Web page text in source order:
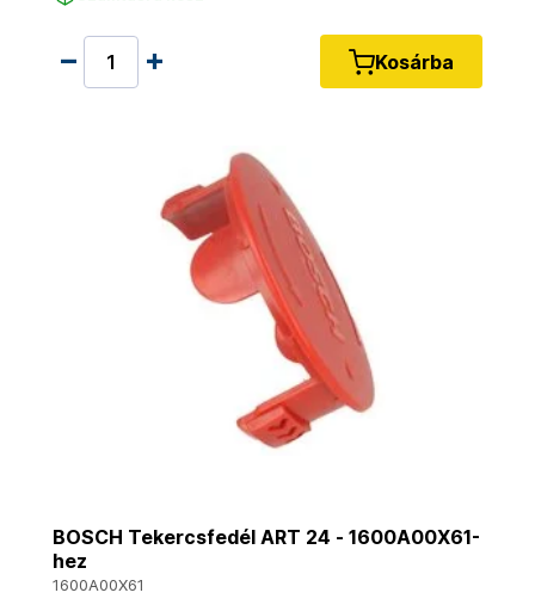
Kosárba
BOSCH Tekercsfedél ART 24 - 1600A00X61-
hez
1600A00X61